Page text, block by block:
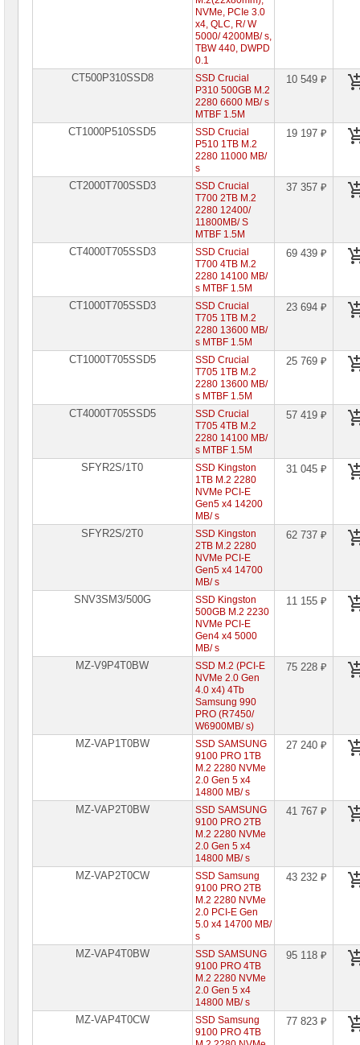
NVMe, PCIe 3.0
x4, QLC, R/ W
5000/ 4200MB/ s,
TBW 440, DWPD
0.1
CT500P310SSD8
SSD Crucial
P310 500GB M.2
2280 6600 MB/ s
MTBF 1.5M
10 549 ₽
CT1000P510SSD5
SSD Crucial
P510 1TB M.2
2280 11000 MB/
s
19 197 ₽
CT2000T700SSD3
SSD Crucial
T700 2TB M.2
2280 12400/
11800MB/ S
MTBF 1.5M
37 357 ₽
CT4000T705SSD3
SSD Crucial
T700 4TB M.2
2280 14100 MB/
s MTBF 1.5M
69 439 ₽
CT1000T705SSD3
SSD Crucial
T705 1TB M.2
2280 13600 MB/
s MTBF 1.5M
23 694 ₽
CT1000T705SSD5
SSD Crucial
T705 1TB M.2
2280 13600 MB/
s MTBF 1.5M
25 769 ₽
CT4000T705SSD5
SSD Crucial
T705 4TB M.2
2280 14100 MB/
s MTBF 1.5M
57 419 ₽
SFYR2S/1T0
SSD Kingston
1TB M.2 2280
NVMe PCI-E
Gen5 x4 14200
MB/ s
31 045 ₽
SFYR2S/2T0
SSD Kingston
2TB M.2 2280
NVMe PCI-E
Gen5 x4 14700
MB/ s
62 737 ₽
SNV3SM3/500G
SSD Kingston
500GB M.2 2230
NVMe PCI-E
Gen4 x4 5000
MB/ s
11 155 ₽
MZ-V9P4T0BW
SSD M.2 (PCI-E
NVMe 2.0 Gen
4.0 x4) 4Tb
Samsung 990
PRO (R7450/
W6900MB/ s)
75 228 ₽
MZ-VAP1T0BW
SSD SAMSUNG
9100 PRO 1TB
M.2 2280 NVMe
2.0 Gen 5 x4
14800 MB/ s
27 240 ₽
MZ-VAP2T0BW
SSD SAMSUNG
9100 PRO 2TB
M.2 2280 NVMe
2.0 Gen 5 x4
14800 MB/ s
41 767 ₽
MZ-VAP2T0CW
SSD Samsung
9100 PRO 2TB
M.2 2280 NVMe
2.0 PCI-E Gen
5.0 x4 14700 MB/
s
43 232 ₽
MZ-VAP4T0BW
SSD SAMSUNG
9100 PRO 4TB
M.2 2280 NVMe
2.0 Gen 5 x4
14800 MB/ s
95 118 ₽
MZ-VAP4T0CW
SSD Samsung
9100 PRO 4TB
77 823 ₽